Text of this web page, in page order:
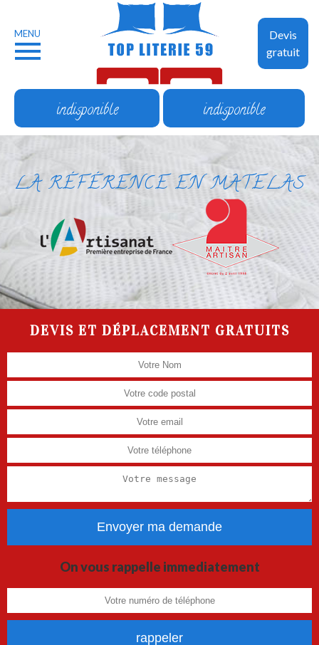
Devis
gratuit
MENU
indisponible indisponible
LA RÉFÉRENCE EN MATELAS
DEVIS ET DÉPLACEMENT GRATUITS
On vous rappelle immediatement